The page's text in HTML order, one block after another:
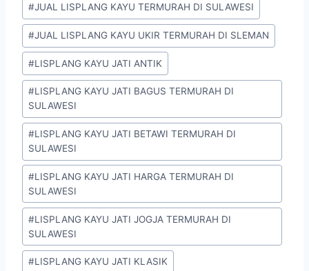
#JUAL LISPLANG KAYU TERMURAH DI SULAWESI
#JUAL LISPLANG KAYU UKIR TERMURAH DI SLEMAN
#LISPLANG KAYU JATI ANTIK
#LISPLANG KAYU JATI BAGUS TERMURAH DI
SULAWESI
#LISPLANG KAYU JATI BETAWI TERMURAH DI
SULAWESI
#LISPLANG KAYU JATI HARGA TERMURAH DI
SULAWESI
#LISPLANG KAYU JATI JOGJA TERMURAH DI
SULAWESI
#LISPLANG KAYU JATI KLASIK